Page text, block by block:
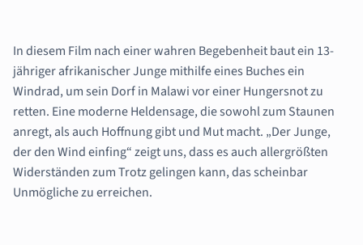
In diesem Film nach einer wahren Begebenheit baut ein 13-
jähriger afrikanischer Junge mithilfe eines Buches ein
Windrad, um sein Dorf in Malawi vor einer Hungersnot zu
retten. Eine moderne Heldensage, die sowohl zum Staunen
anregt, als auch Hoffnung gibt und Mut macht. „Der Junge,
der den Wind einfing“ zeigt uns, dass es auch allergrößten
Widerständen zum Trotz gelingen kann, das scheinbar
Unmögliche zu erreichen.